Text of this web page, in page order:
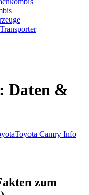
Daten &
Toyota Camry Info
zum